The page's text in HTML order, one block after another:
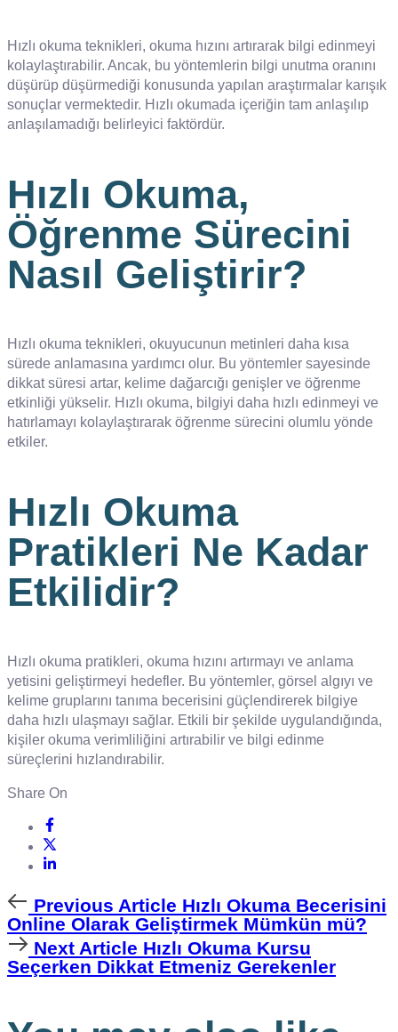
Hızlı okuma teknikleri, okuma hızını artırarak bilgi edinmeyi
kolaylaştırabilir. Ancak, bu yöntemlerin bilgi unutma oranını
düşürüp düşürmediği konusunda yapılan araştırmalar karışık
sonuçlar vermektedir. Hızlı okumada içeriğin tam anlaşılıp
anlaşılamadığı belirleyici faktördür.
Hızlı Okuma,
Öğrenme Sürecini
Nasıl Geliştirir?
Hızlı okuma teknikleri, okuyucunun metinleri daha kısa
sürede anlamasına yardımcı olur. Bu yöntemler sayesinde
dikkat süresi artar, kelime dağarcığı genişler ve öğrenme
etkinliği yükselir. Hızlı okuma, bilgiyi daha hızlı edinmeyi ve
hatırlamayı kolaylaştırarak öğrenme sürecini olumlu yönde
etkiler.
Hızlı Okuma
Pratikleri Ne Kadar
Etkilidir?
Hızlı okuma pratikleri, okuma hızını artırmayı ve anlama
yetisini geliştirmeyi hedefler. Bu yöntemler, görsel algıyı ve
kelime gruplarını tanıma becerisini güçlendirerek bilgiye
daha hızlı ulaşmayı sağlar. Etkili bir şekilde uygulandığında,
kişiler okuma verimliliğini artırabilir ve bilgi edinme
süreçlerini hızlandırabilir.
Share On
Previous
Article
Previous Article Hızlı Okuma Becerisini
Online Olarak Geliştirmek Mümkün mü?
Next
Article
Next Article Hızlı Okuma Kursu
Seçerken Dikkat Etmeniz Gerekenler